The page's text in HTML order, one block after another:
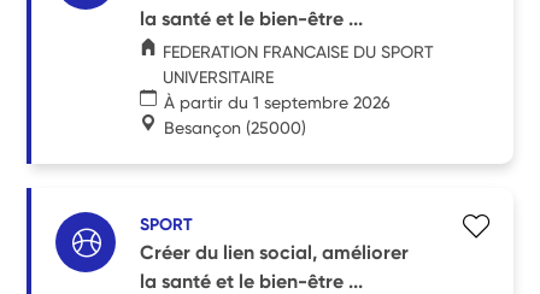
la santé et le bien-être ...
FEDERATION FRANCAISE DU SPORT
UNIVERSITAIRE
À partir du 1 septembre 2026
Besançon (25000)
SPORT
Créer du lien social, améliorer
la santé et le bien-être ...